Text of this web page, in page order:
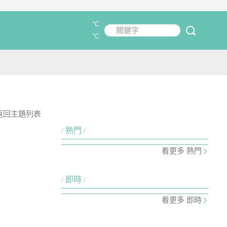
關鍵字
°C
°C
回主題列表
熱門
看更多 熱門
即時
看更多 即時